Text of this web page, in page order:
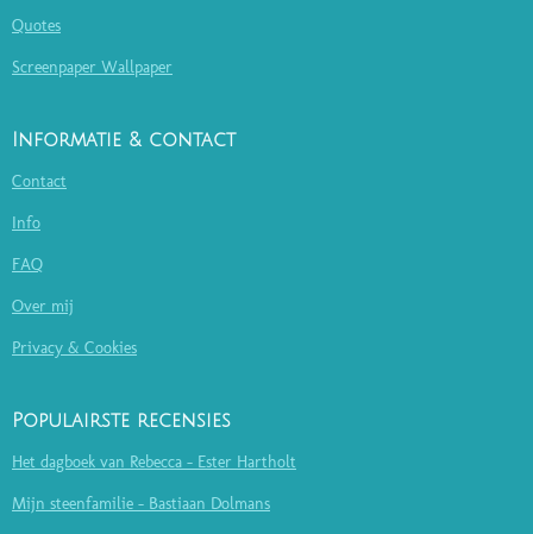
Quotes
Screenpaper Wallpaper
Informatie & contact
Contact
Info
FAQ
Over mij
Privacy & Cookies
Populairste recensies
Het dagboek van Rebecca - Ester Hartholt
Mijn steenfamilie - Bastiaan Dolmans